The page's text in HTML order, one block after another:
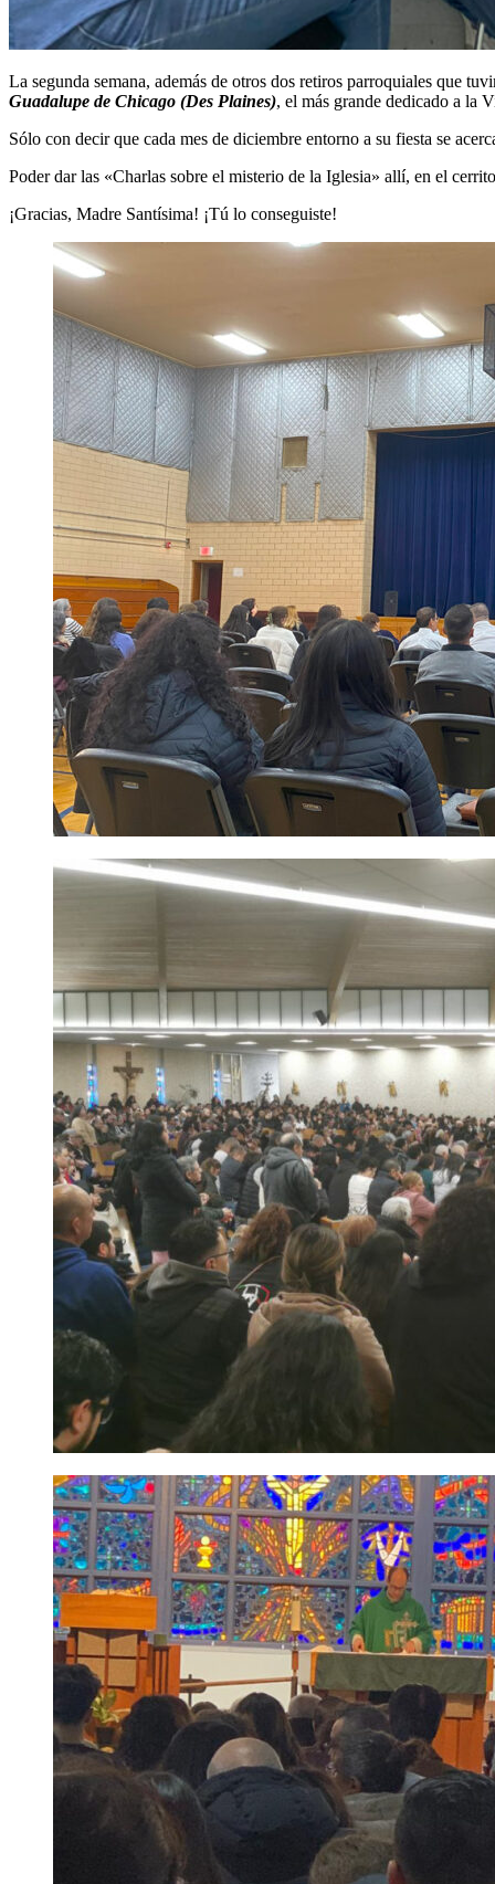
La segunda semana, además de otros dos retiros parroquiales que
Guadalupe de Chicago (Des Plaines), el más grande dedicado a la
Sólo con decir que cada mes de diciembre entorno a su fiesta se
Poder dar las «Charlas sobre el misterio de la Iglesia» allí, en el
¡Gracias, Madre Santísima! ¡Tú lo conseguiste!